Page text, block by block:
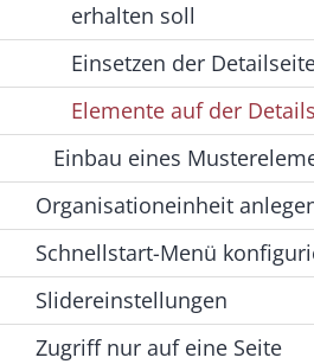
erhalten soll
Einsetzen der
Elemente auf der
Einbau eines
Organisationeinheit
Schnellstart-Menü
Slidereinstellungen
Zugriff nur auf eine Seite